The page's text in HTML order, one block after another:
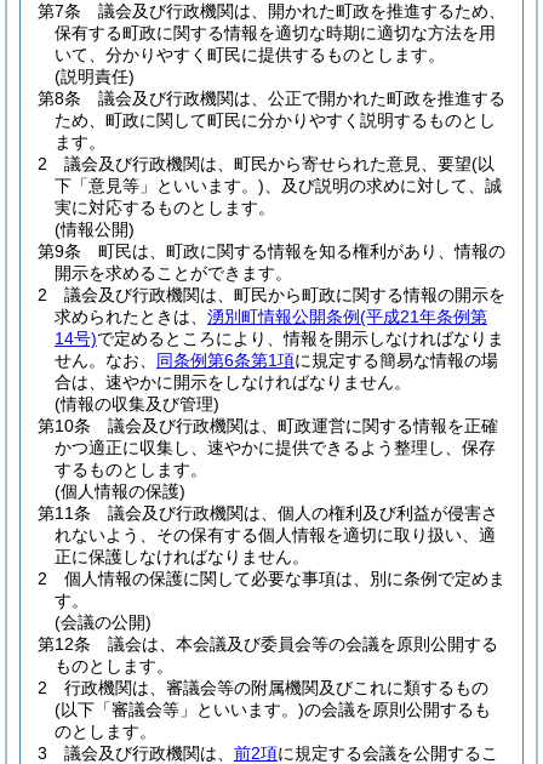
第7条
議会及び行政機関は、開かれた町政を推進するため、
保有する町政に関する情報を適切な時期に適切な方法を用
いて、分かりやすく町民に提供するものとします。
(説明責任)
第8条
議会及び行政機関は、公正で開かれた町政を推進する
ため、町政に関して町民に分かりやすく説明するものとし
ます。
2
議会及び行政機関は、町民から寄せられた意見、要望(以
下「意見等」といいます。) 、及び説明の求めに対して、誠
実に対応するものとします。
(情報公開)
第9条
町民は、町政に関する情報を知る権利があり、情報の
開示を求めることができます。
2
議会及び行政機関は、町民から町政に関する情報の開示を
求められたときは、 湧別町情報公開条例(平成21年条例第
14号)で定めるところにより、情報を開示しなければなりま
せん。 なお、 同条例第6条第1項に規定する簡易な情報の場
合は、速やかに開示をしなければなりません。
(情報の収集及び管理)
第10条
議会及び行政機関は、町政運営に関する情報を正確
かつ適正に収集し、速やかに提供できるよう整理し、保存
するものとします。
(個人情報の保護)
第11条
議会及び行政機関は、個人の権利及び利益が侵害さ
れないよう、その保有する個人情報を適切に取り扱い、適
正に保護しなければなりません。
2
個人情報の保護に関して必要な事項は、別に条例で定めま
す。
(会議の公開)
第12条
議会は、本会議及び委員会等の会議を原則公開する
ものとします。
2
行政機関は、審議会等の附属機関及びこれに類するもの
(以下「審議会等」といいます。)の会議を原則公開するも
のとします。
3
議会及び行政機関は、 前2項に規定する会議を公開するこ